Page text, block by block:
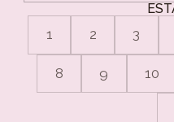
1 2 3
8 9 10